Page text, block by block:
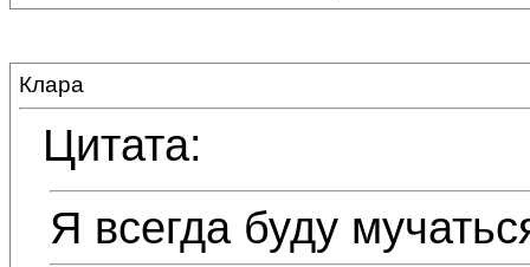
Клара
Цитата:
Я всегда буду